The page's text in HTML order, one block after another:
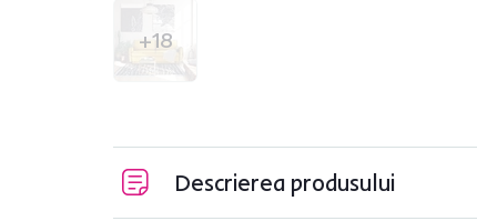
+18
Descrierea produsului